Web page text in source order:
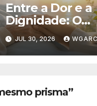
Entre a Dor e a
Dignidade: O
Espiritismo
da Morte
JUL 30, 2026
prisma”